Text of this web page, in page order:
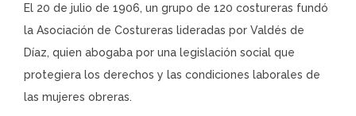
El 20 de julio de 1906, un grupo de 120 costureras fundó
la Asociación de Costureras lideradas por Valdés de
Díaz, quien abogaba por una legislación social que
protegiera los derechos y las condiciones laborales de
las mujeres obreras.